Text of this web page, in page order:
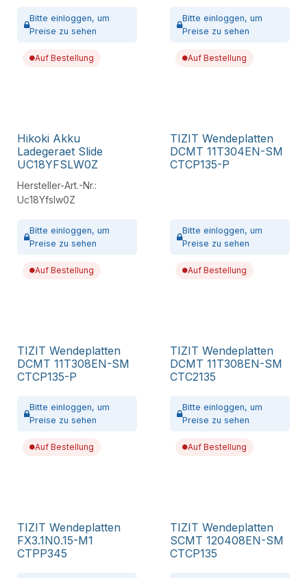
Bitte einloggen, um
Preise zu sehen
Auf Bestellung
Bitte einloggen, um
Preise zu sehen
Auf Bestellung
Hikoki Akku
Ladegeraet Slide
UC18YFSLW0Z
Hersteller-Art.-Nr.:
Uc18Yfslw0Z
Bitte einloggen, um
Preise zu sehen
Auf Bestellung
TIZIT Wendeplatten
DCMT 11T304EN-SM
CTCP135-P
Bitte einloggen, um
Preise zu sehen
Auf Bestellung
TIZIT Wendeplatten
DCMT 11T308EN-SM
CTCP135-P
Bitte einloggen, um
Preise zu sehen
Auf Bestellung
TIZIT Wendeplatten
DCMT 11T308EN-SM
CTC2135
Bitte einloggen, um
Preise zu sehen
Auf Bestellung
TIZIT Wendeplatten
FX3.1N0.15-M1
CTPP345
TIZIT Wendeplatten
SCMT 120408EN-SM
CTCP135